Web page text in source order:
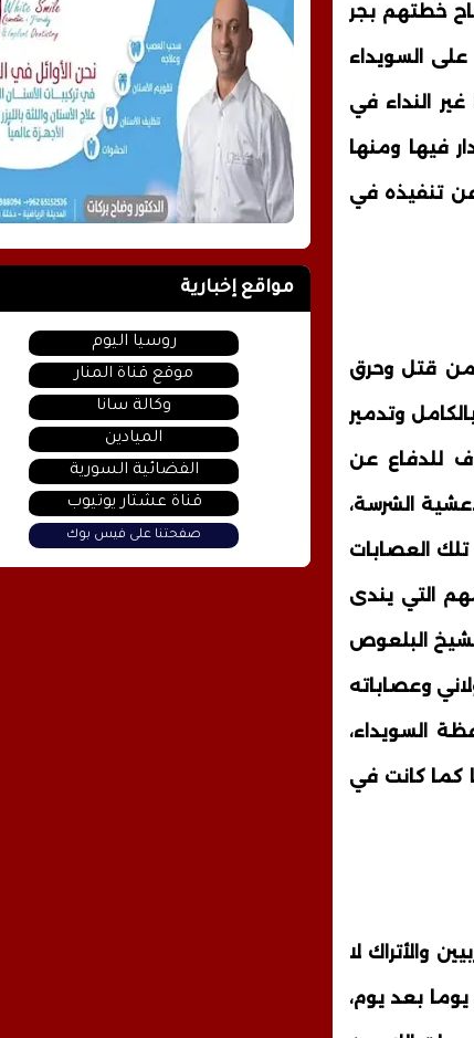
خطتهم بجر
على السويداء
النداء في
فيها ومنها
عن تنفيذه في
من قتل وحرق
وتدمير
للدفاع عن
الشرسة،
العصابات
التي يندى
البلعوص
وعصاباته
السويداء،
كما كانت في
والأتراك لا
بعد يوم،
مواقع إخبارية
روسيا اليوم
موقع قناة المنار
وكالة سانا
الميادين
الفضائية السورية
قناة عشتار يوتيوب
صفحتنا على فيس بوك